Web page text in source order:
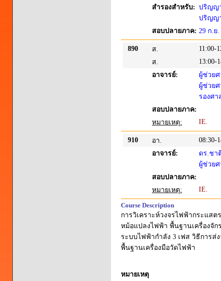
สำรองสำหรับ: ปริญญ
ปริญญ
สอบปลายภาค: 29 ก.ย.
890 ส.
11:00-
ส.
13:00-
อาจารย์:
ผู้ช่วย
ผู้ช่วย
รองศ
สอบปลายภาค:
หมายเหตุ:
IE.
910 อา.
08:30-
อาจารย์:
ดร.ชา
ผู้ช่วย
สอบปลายภาค:
หมายเหตุ:
IE.
Course Description
การวิเคราะห์วงจรไฟฟ้ากระแส
หม้อแปลงไฟฟ้า พื้นฐานเครื่องจัก
ระบบไฟฟ้ากำลัง 3 เฟส วิธีการส่
พื้นฐานเครื่องมือวัดไฟฟ้า
หมายเหตุ